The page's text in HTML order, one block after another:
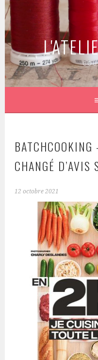
Aller
au
contenu
principal
CHANGÉ D’AVIS
12 octobre 2021